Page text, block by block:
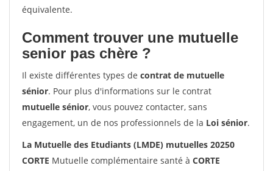
équivalente.
Comment trouver une mutuelle
senior pas chère ?
Il existe différentes types de contrat de mutuelle
sénior. Pour plus d'informations sur le contrat
mutuelle sénior, vous pouvez contacter, sans
engagement, un de nos professionnels de la Loi sénior.
La Mutuelle des Etudiants (LMDE) mutuelles 20250
CORTE Mutuelle complémentaire santé à CORTE